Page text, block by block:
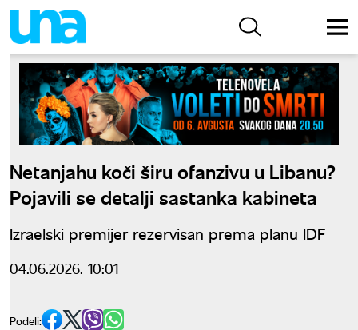
Netanjahu koči širu ofanzivu u Libanu?
Pojavili se detalji sastanka kabineta
Izraelski premijer rezervisan prema planu IDF
04.06.2026. 10:01
Podeli: